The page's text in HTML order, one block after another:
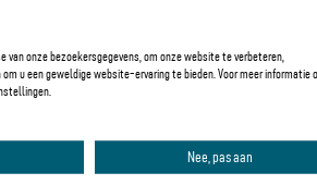
NETWERK
afgelopen 25 jaar ons kandidaten- en
van onze bezoekersgegevens, om onze website te verbeteren,
u een geweldige website-ervaring te bieden. Voor meer informatie
Nee, pas aan